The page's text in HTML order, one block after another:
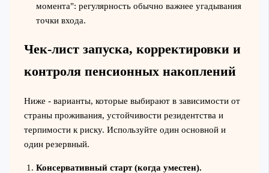
момента": регулярность обычно важнее угадывания
точки входа.
Чек‑лист запуска, корректировки и
контроля пенсионных накоплений
Ниже - варианты, которые выбирают в зависимости от
страны проживания, устойчивости резидентства и
терпимости к риску. Используйте один основной и
один резервный.
Консервативный старт (когда уместен).